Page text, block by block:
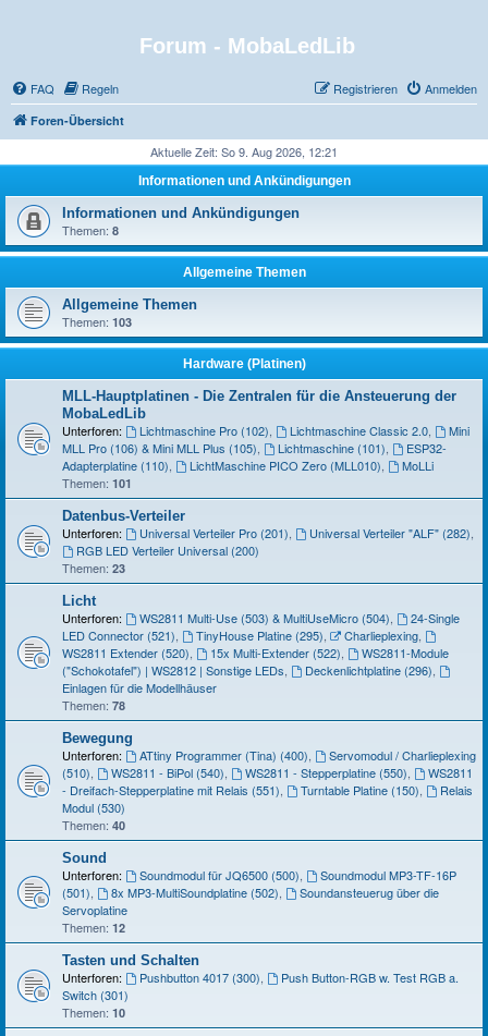
Forum - MobaLedLib
FAQ Regeln Anmelden
Registrieren
Foren-Übersicht
Aktuelle Zeit: So 9. Aug 2026, 12:21
Informationen und Ankündigungen
Informationen und Ankündigungen
Themen: 8
Allgemeine Themen
Allgemeine Themen
Themen: 103
Hardware (Platinen)
MLL-Hauptplatinen - Die Zentralen für die Ansteuerung der
MobaLedLib
Unterforen: Lichtmaschine Pro (102) Lichtmaschine Classic 2.0,
Mini
MLL Pro (106) & Mini MLL Plus (105)
Lichtmaschine (101)
ESP32-
Adapterplatine (110)
LichtMaschine PICO Zero (MLL010)
MoLLi
Themen: 101
Datenbus-Verteiler
Unterforen: Universal Verteiler Pro (201) Universal Verteiler "ALF" (282)
RGB LED Verteiler Universal (200)
Themen: 23
Licht
Unterforen: WS2811 Multi-Use (503) & MultiUseMicro (504)
24-Single
LED Connector (521)
TinyHouse Platine (295) Charlieplexing,
WS2811 Extender (520)
15x Multi-Extender (522)
WS2811-Module
("Schokotafel") | WS2812 | Sonstige LEDs
Deckenlichtplatine (296)
Einlagen für die Modellhäuser
Themen: 78
Bewegung
Unterforen: ATtiny Programmer (Tina) (400)
Servomodul / Charlieplexing
(510)
WS2811 - BiPol (540) WS2811 - Stepperplatine (550)
WS2811
- Dreifach-Stepperplatine mit Relais (551)
Turntable Platine (150)
Relais
Modul (530)
Themen: 40
Sound
Unterforen: Soundmodul für JQ6500 (500)
Soundmodul MP3-TF-16P
(501)
8x MP3-MultiSoundplatine (502)
Soundansteuerug über die
Servoplatine
Themen: 12
Tasten und Schalten
Unterforen: Pushbutton 4017 (300)
Push Button-RGB w. Test RGB a.
Switch (301)
Themen: 10